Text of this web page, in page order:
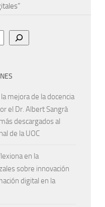
mejora de la docencia
el Dr. Albert Sangrà
descargados al
de la UOC
en la
sobre innovación
digital en la